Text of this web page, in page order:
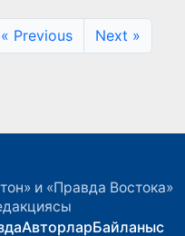
« Previous Next »
и «Правда Востока»
АвторларБайланыс